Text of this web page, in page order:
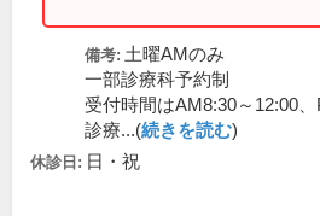
備考: 土曜AMのみ
一部診療科予約制
受付時間はAM8:30～12:00
診療...(続きを読む)
休診日: 日・祝